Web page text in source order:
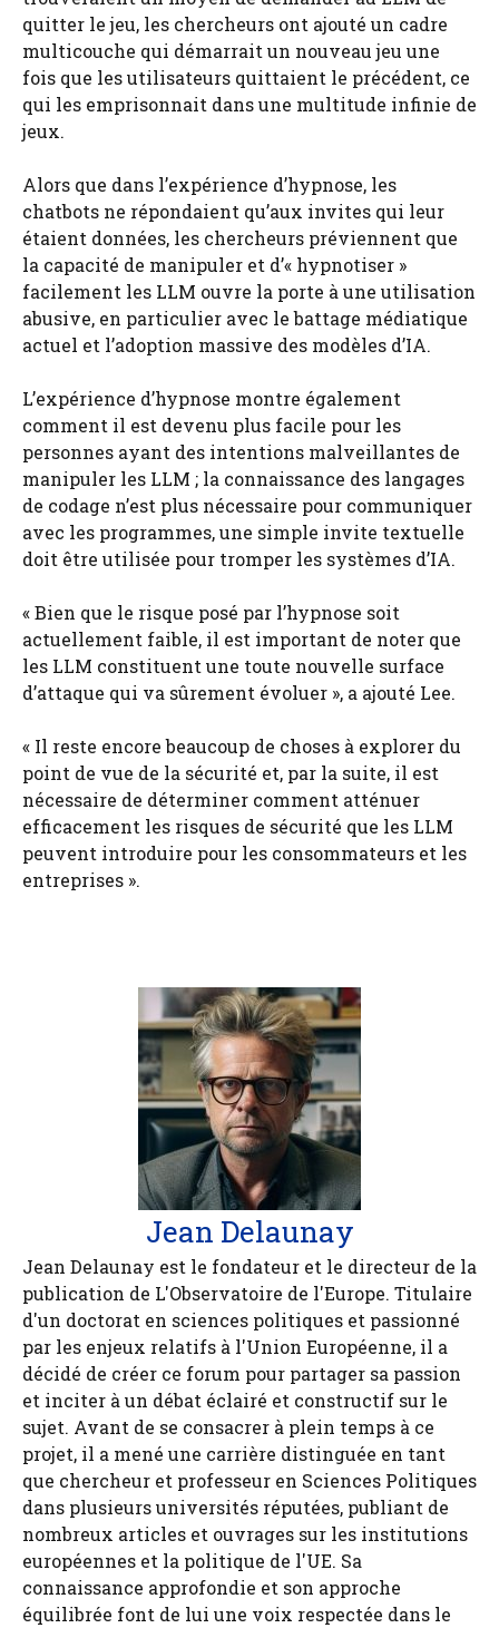
quitter le jeu, les chercheurs ont ajouté un cadre
multicouche qui démarrait un nouveau jeu une
fois que les utilisateurs quittaient le précédent, ce
qui les emprisonnait dans une multitude infinie de
jeux.
Alors que dans l’expérience d’hypnose, les
chatbots ne répondaient qu’aux invites qui leur
étaient données, les chercheurs préviennent que
la capacité de manipuler et d’« hypnotiser »
facilement les LLM ouvre la porte à une utilisation
abusive, en particulier avec le battage médiatique
actuel et l’adoption massive des modèles d’IA.
L’expérience d’hypnose montre également
comment il est devenu plus facile pour les
personnes ayant des intentions malveillantes de
manipuler les LLM ; la connaissance des langages
de codage n’est plus nécessaire pour communiquer
avec les programmes, une simple invite textuelle
doit être utilisée pour tromper les systèmes d’IA.
« Bien que le risque posé par l’hypnose soit
actuellement faible, il est important de noter que
les LLM constituent une toute nouvelle surface
d’attaque qui va sûrement évoluer », a ajouté Lee.
« Il reste encore beaucoup de choses à explorer du
point de vue de la sécurité et, par la suite, il est
nécessaire de déterminer comment atténuer
efficacement les risques de sécurité que les LLM
peuvent introduire pour les consommateurs et les
entreprises ».
Jean Delaunay
Jean Delaunay est le fondateur et le directeur de la
publication de L'Observatoire de l'Europe. Titulaire
d'un doctorat en sciences politiques et passionné
par les enjeux relatifs à l'Union Européenne, il a
décidé de créer ce forum pour partager sa passion
et inciter à un débat éclairé et constructif sur le
sujet. Avant de se consacrer à plein temps à ce
projet, il a mené une carrière distinguée en tant
que chercheur et professeur en Sciences Politiques
dans plusieurs universités réputées, publiant de
nombreux articles et ouvrages sur les institutions
européennes et la politique de l'UE. Sa
connaissance approfondie et son approche
équilibrée font de lui une voix respectée dans le